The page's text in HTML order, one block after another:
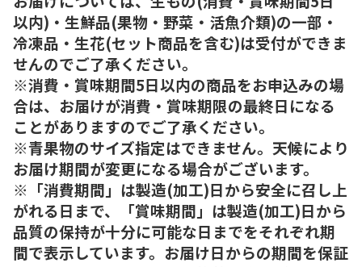
以内)・生鮮品(果物・野菜・活魚介類)の一部・
冷凍品・生花(セット商品を含む)は受付ができま
せんのでご了承ください。
※消費・賞味期間5日以内の商品をお申込みの場
合は、お届けが消費・賞味期限の最終日になる
ことがありますのでご了承ください。
※青果物のサイズ指定はできません。天候により
お届け期間が変更になる場合がございます。
※「消費期間」は製造(加工)日から安全に召し上
がれる日まで、「賞味期間」は製造(加工)日から
品質の保持が十分に可能な日までをそれぞれ期
間で表示しています。お届け日からの期間を保証